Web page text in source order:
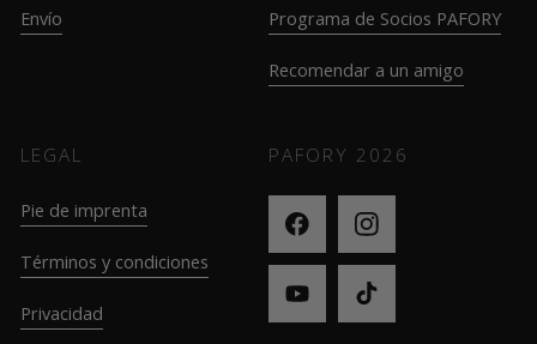
Envío Programa de Socios PAFORY
Recomendar a un amigo
LEGAL
Pie de imprenta
Términos y condiciones
Privacidad
PAFORY 2026